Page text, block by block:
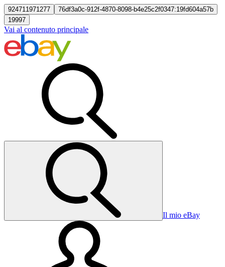
924711971277
76df3a0c-912f-4870-8098-b4e25c2f0347:19fd604a57b
19997
Vai al contenuto principale
Il mio eBay